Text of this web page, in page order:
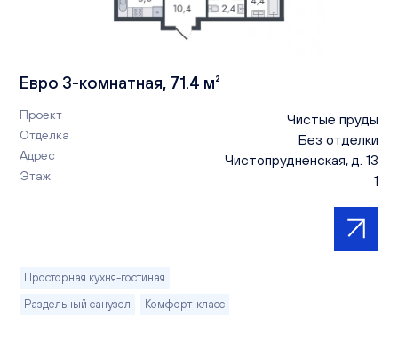
Евро 3-комнатная, 71.4 м²
Проект Чистые пруды
Отделка Без отделки
Адрес Чистопрудненская, д. 13
Этаж 1
Просторная кухня-гостиная
Раздельный санузел
Комфорт-класс